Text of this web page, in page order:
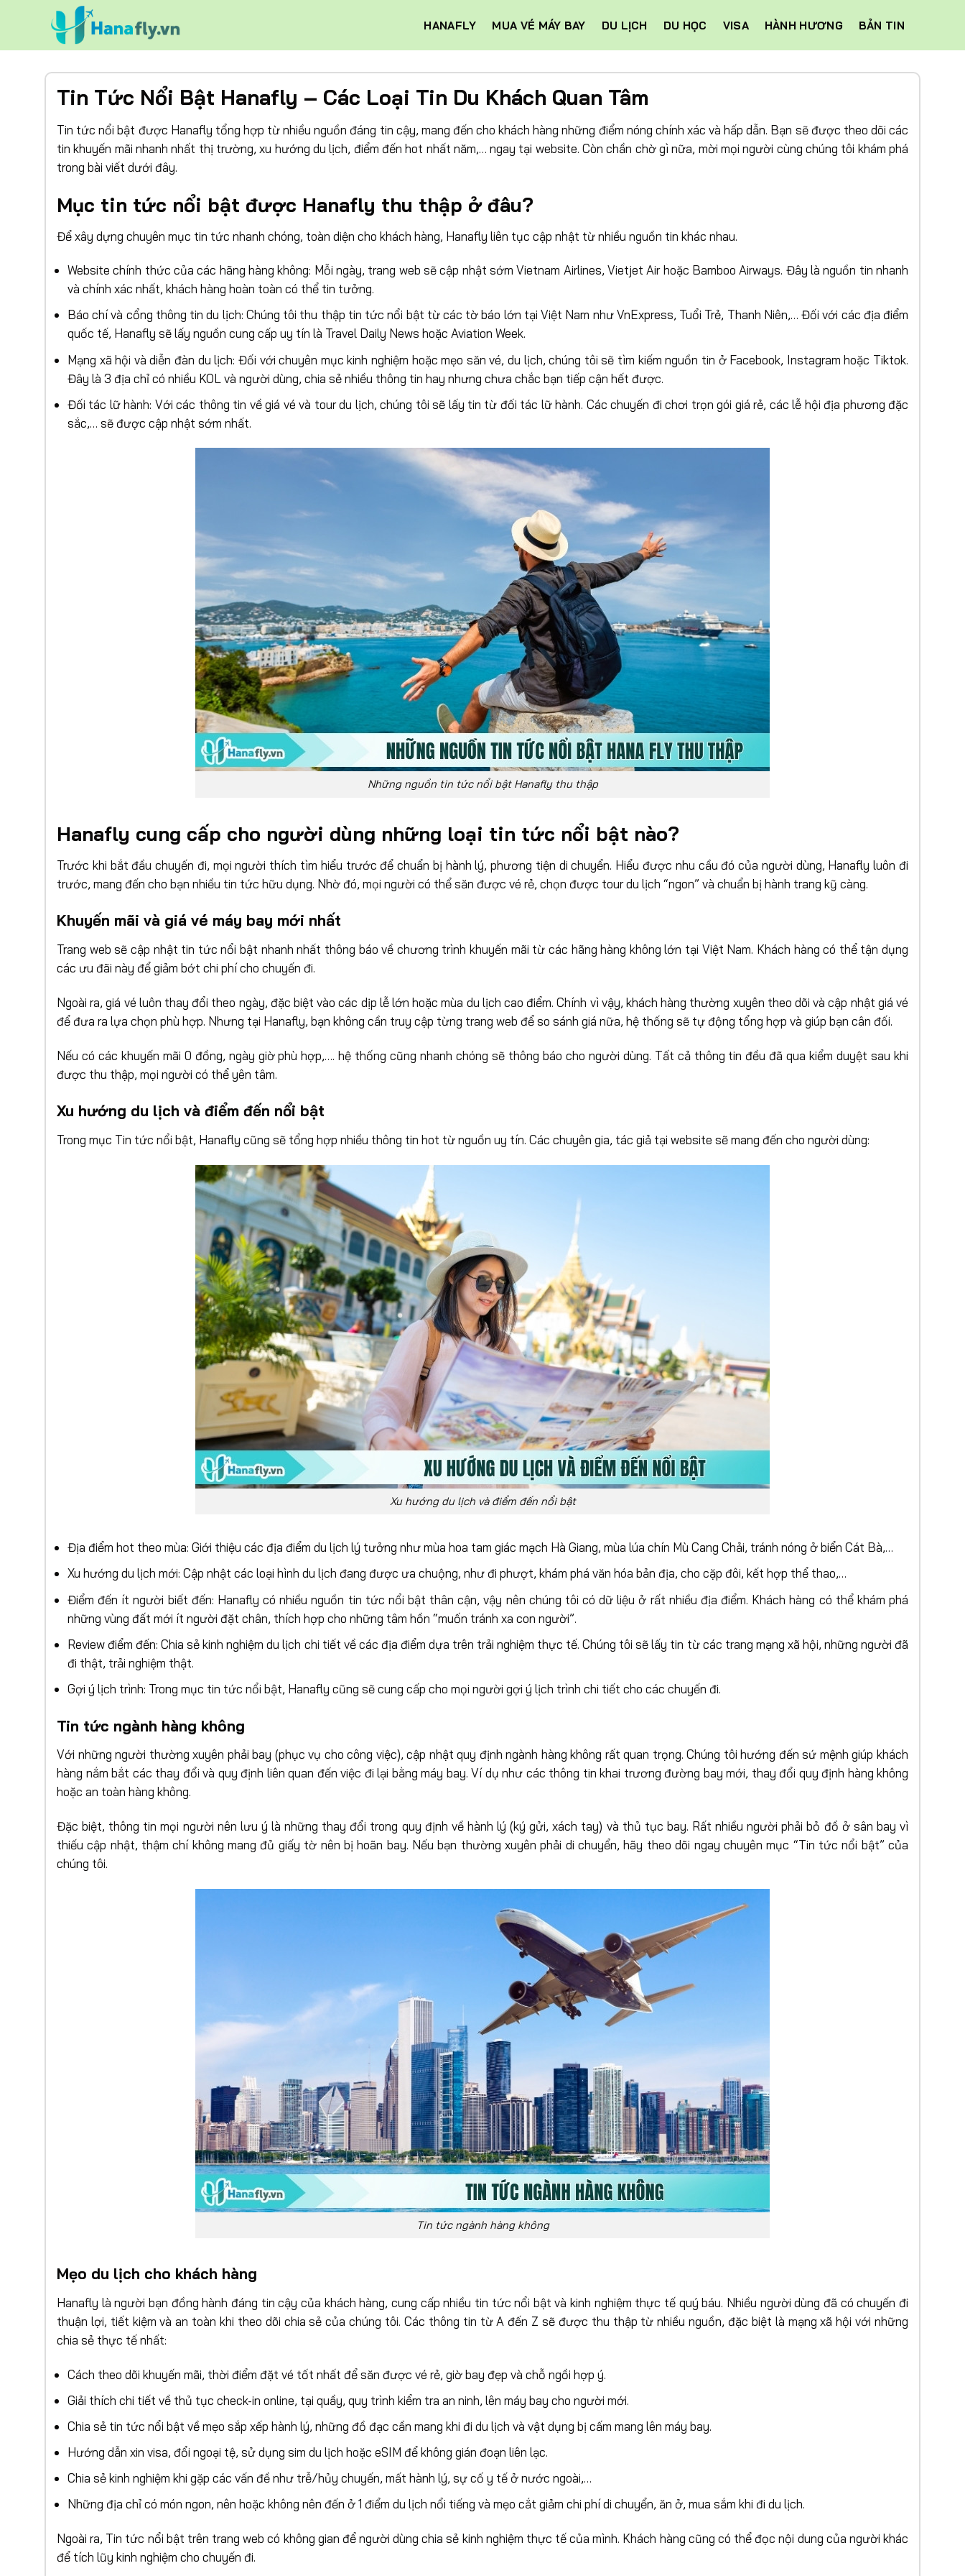
HANAFLY MUA VÉ MÁY BAY DU LỊCH DU HỌC VISA HÀNH HƯƠNG BẢN TIN
Tin Tức Nổi Bật Hanafly – Các Loại Tin Du Khách Quan Tâm
Tin tức nổi bật được Hanafly tổng hợp từ nhiều nguồn đáng tin cậy, mang đến cho khách hàng những điểm nóng chính xác và hấp dẫn. Bạn sẽ được theo dõi các
tin khuyến mãi nhanh nhất thị trường, xu hướng du lịch, điểm đến hot nhất năm,… ngay tại website. Còn chần chờ gì nữa, mời mọi người cùng chúng tôi khám phá
trong bài viết dưới đây.
Mục tin tức nổi bật được Hanafly thu thập ở đâu?
Để xây dựng chuyên mục tin tức nhanh chóng, toàn diện cho khách hàng, Hanafly liên tục cập nhật từ nhiều nguồn tin khác nhau.
Website chính thức của các hãng hàng không: Mỗi ngày, trang web sẽ cập nhật sớm Vietnam Airlines, Vietjet Air hoặc Bamboo Airways. Đây là nguồn tin nhanh
và chính xác nhất, khách hàng hoàn toàn có thể tin tưởng.
Báo chí và cổng thông tin du lịch: Chúng tôi thu thập tin tức nổi bật từ các tờ báo lớn tại Việt Nam như VnExpress, Tuổi Trẻ, Thanh Niên,… Đối với các địa điểm
quốc tế, Hanafly sẽ lấy nguồn cung cấp uy tín là Travel Daily News hoặc Aviation Week.
Mạng xã hội và diễn đàn du lịch: Đối với chuyên mục kinh nghiệm hoặc mẹo săn vé, du lịch, chúng tôi sẽ tìm kiếm nguồn tin ở Facebook, Instagram hoặc Tiktok.
Đây là 3 địa chỉ có nhiều KOL và người dùng, chia sẻ nhiều thông tin hay nhưng chưa chắc bạn tiếp cận hết được.
Đối tác lữ hành: Với các thông tin về giá vé và tour du lịch, chúng tôi sẽ lấy tin từ đối tác lữ hành. Các chuyến đi chơi trọn gói giá rẻ, các lễ hội địa phương đặc
sắc,… sẽ được cập nhật sớm nhất.
Những nguồn tin tức nổi bật Hanafly thu thập
Hanafly cung cấp cho người dùng những loại tin tức nổi bật nào?
Trước khi bắt đầu chuyến đi, mọi người thích tìm hiểu trước để chuẩn bị hành lý, phương tiện di chuyển. Hiểu được nhu cầu đó của người dùng, Hanafly luôn đi
trước, mang đến cho bạn nhiều tin tức hữu dụng. Nhờ đó, mọi người có thể săn được vé rẻ, chọn được tour du lịch “ngon” và chuẩn bị hành trang kỹ càng.
Khuyến mãi và giá vé máy bay mới nhất
Trang web sẽ cập nhật tin tức nổi bật nhanh nhất thông báo về chương trình khuyến mãi từ các hãng hàng không lớn tại Việt Nam. Khách hàng có thể tận dụng
các ưu đãi này để giảm bớt chi phí cho chuyến đi.
Ngoài ra, giá vé luôn thay đổi theo ngày, đặc biệt vào các dịp lễ lớn hoặc mùa du lịch cao điểm. Chính vì vậy, khách hàng thường xuyên theo dõi và cập nhật giá vé
để đưa ra lựa chọn phù hợp. Nhưng tại Hanafly, bạn không cần truy cập từng trang web để so sánh giá nữa, hệ thống sẽ tự động tổng hợp và giúp bạn cân đối.
Nếu có các khuyến mãi 0 đồng, ngày giờ phù hợp,…. hệ thống cũng nhanh chóng sẽ thông báo cho người dùng. Tất cả thông tin đều đã qua kiểm duyệt sau khi
được thu thập, mọi người có thể yên tâm.
Xu hướng du lịch và điểm đến nổi bật
Trong mục Tin tức nổi bật, Hanafly cũng sẽ tổng hợp nhiều thông tin hot từ nguồn uy tín. Các chuyên gia, tác giả tại website sẽ mang đến cho người dùng:
Xu hướng du lịch và điểm đến nổi bật
Địa điểm hot theo mùa: Giới thiệu các địa điểm du lịch lý tưởng như mùa hoa tam giác mạch Hà Giang, mùa lúa chín Mù Cang Chải, tránh nóng ở biển Cát Bà,…
Xu hướng du lịch mới: Cập nhật các loại hình du lịch đang được ưa chuộng, như đi phượt, khám phá văn hóa bản địa, cho cặp đôi, kết hợp thể thao,…
Điểm đến ít người biết đến: Hanafly có nhiều nguồn tin tức nổi bật thân cận, vậy nên chúng tôi có dữ liệu ở rất nhiều địa điểm. Khách hàng có thể khám phá
những vùng đất mới ít người đặt chân, thích hợp cho những tâm hồn “muốn tránh xa con người”.
Review điểm đến: Chia sẻ kinh nghiệm du lịch chi tiết về các địa điểm dựa trên trải nghiệm thực tế. Chúng tôi sẽ lấy tin từ các trang mạng xã hội, những người đã
đi thật, trải nghiệm thật.
Gợi ý lịch trình: Trong mục tin tức nổi bật, Hanafly cũng sẽ cung cấp cho mọi người gợi ý lịch trình chi tiết cho các chuyến đi.
Tin tức ngành hàng không
Với những người thường xuyên phải bay (phục vụ cho công việc), cập nhật quy định ngành hàng không rất quan trọng. Chúng tôi hướng đến sứ mệnh giúp khách
hàng nắm bắt các thay đổi và quy định liên quan đến việc đi lại bằng máy bay. Ví dụ như các thông tin khai trương đường bay mới, thay đổi quy định hàng không
hoặc an toàn hàng không.
Đặc biệt, thông tin mọi người nên lưu ý là những thay đổi trong quy định về hành lý (ký gửi, xách tay) và thủ tục bay. Rất nhiều người phải bỏ đồ ở sân bay vì
thiếu cập nhật, thậm chí không mang đủ giấy tờ nên bị hoãn bay. Nếu bạn thường xuyên phải di chuyển, hãy theo dõi ngay chuyên mục “Tin tức nổi bật” của
chúng tôi.
Tin tức ngành hàng không
Mẹo du lịch cho khách hàng
Hanafly là người bạn đồng hành đáng tin cậy của khách hàng, cung cấp nhiều tin tức nổi bật và kinh nghiệm thực tế quý báu. Nhiều người dùng đã có chuyến đi
thuận lợi, tiết kiệm và an toàn khi theo dõi chia sẻ của chúng tôi. Các thông tin từ A đến Z sẽ được thu thập từ nhiều nguồn, đặc biệt là mạng xã hội với những
chia sẻ thực tế nhất:
Cách theo dõi khuyến mãi, thời điểm đặt vé tốt nhất để săn được vé rẻ, giờ bay đẹp và chỗ ngồi hợp ý.
Giải thích chi tiết về thủ tục check-in online, tại quầy, quy trình kiểm tra an ninh, lên máy bay cho người mới.
Chia sẻ tin tức nổi bật về mẹo sắp xếp hành lý, những đồ đạc cần mang khi đi du lịch và vật dụng bị cấm mang lên máy bay.
Hướng dẫn xin visa, đổi ngoại tệ, sử dụng sim du lịch hoặc eSIM để không gián đoạn liên lạc.
Chia sẻ kinh nghiệm khi gặp các vấn đề như trễ/hủy chuyến, mất hành lý, sự cố y tế ở nước ngoài,…
Những địa chỉ có món ngon, nên hoặc không nên đến ở 1 điểm du lịch nổi tiếng và mẹo cắt giảm chi phí di chuyển, ăn ở, mua sắm khi đi du lịch.
Ngoài ra, Tin tức nổi bật trên trang web có không gian để người dùng chia sẻ kinh nghiệm thực tế của mình. Khách hàng cũng có thể đọc nội dung của người khác
để tích lũy kinh nghiệm cho chuyến đi.